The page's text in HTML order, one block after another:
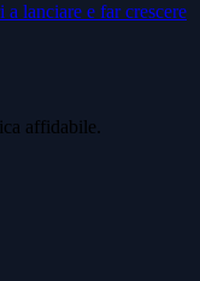
a lanciare e far crescere
affidabile.